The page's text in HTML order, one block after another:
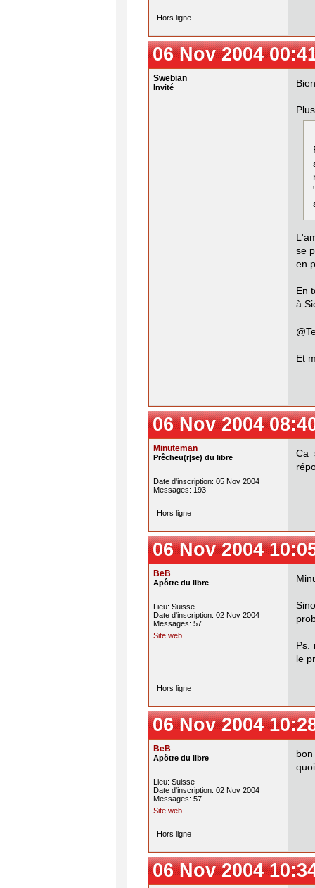
Hors ligne
06 Nov 2004
Swebian
Invité
se
en
En
à
Et
06 Nov 2004
Minuteman
Prêcheu(r|se) du libre
Date d'inscription: 05 Nov 2004
Messages: 193
Ca
Hors ligne
06 Nov 2004
BeB
Apôtre du libre
Lieu: Suisse
Date d'inscription: 02 Nov 2004
Messages: 57
Site web
Ps.
le
Hors ligne
06 Nov 2004
BeB
Apôtre du libre
Lieu: Suisse
Date d'inscription: 02 Nov 2004
Messages: 57
Site web
Hors ligne
06 Nov 2004